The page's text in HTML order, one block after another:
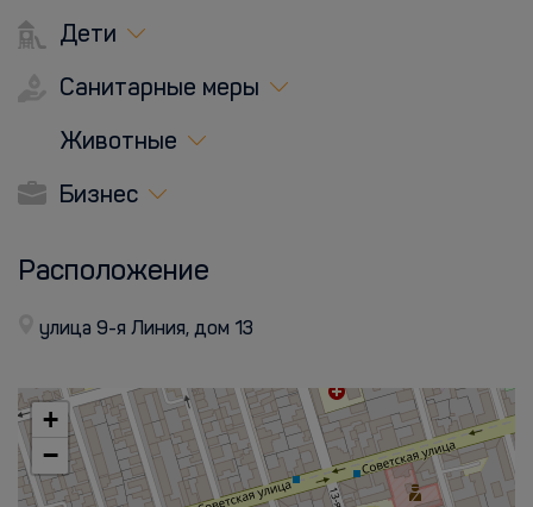
Дети
Санитарные меры
Животные
Бизнес
Расположение
улица 9-я Линия, дом 13
+
−